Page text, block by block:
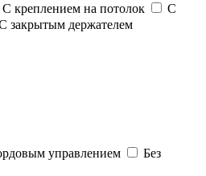
С креплением на потолок
С
закрытым держателем
управлением
Без